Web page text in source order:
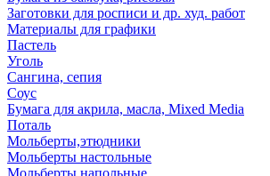
Заготовки для росписи и др. худ. работ
Материалы для графики
Пастель
Уголь
Сангина, сепия
Соус
Бумага для акрила, масла, Mixed Media
Поталь
Мольберты,этюдники
Мольберты настольные
Мольберты напольные